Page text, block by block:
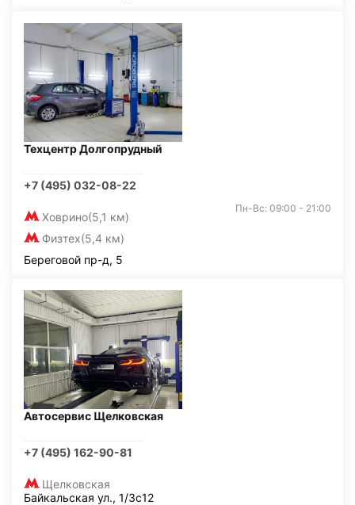
Техцентр Долгопрудный
+7 (495) 032-08-22
Ховрино(5,1 км)
Физтех(5,4 км)
Пн-Вс: 09:00 - 21:00
Береговой пр-д, 5
Автосервис Щелковская
+7 (495) 162-90-81
Щелковская
Байкальская ул., 1/3с12